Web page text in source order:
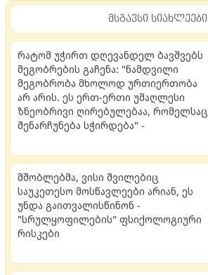
მსგავსი სიახლეები
რატომ უჭირთ დღევანდელ ბავშვებს
მეგობრების გაჩენა: "ნამდვილი
მეგობრობა მხოლოდ ურთიერთობა
არ არის. ეს ერთ-ერთი უმაღლესი
ზნეობრივი ღირებულებაა, რომელსაც
შენარჩუნება სჭირდება" -
მშობლებმა, ვისი შვილებიც
საუკეთესო მოსწავლეები არიან, ეს
უნდა გაითვალისწინონ -
"სრულყოფილების" ფსიქოლოგიური
რისკები